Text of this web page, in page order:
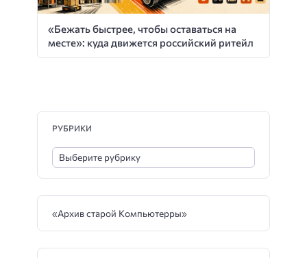
«Бежать быстрее, чтобы оставаться на
месте»: куда движется российский ритейл
РУБРИКИ
«Архив старой Компьютерры»